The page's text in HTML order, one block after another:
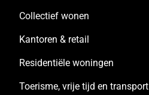
Collectief wonen
Kantoren & retail
Residentiële woningen
Toerisme, vrije tijd en transport